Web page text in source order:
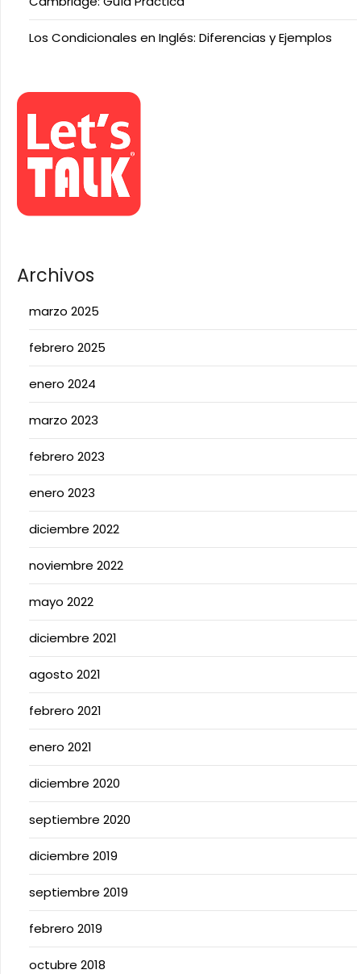
Los Condicionales en Inglés: Diferencias y Ejemplos
Archivos
marzo 2025
febrero 2025
enero 2024
marzo 2023
febrero 2023
enero 2023
diciembre 2022
noviembre 2022
mayo 2022
diciembre 2021
agosto 2021
febrero 2021
enero 2021
diciembre 2020
septiembre 2020
diciembre 2019
septiembre 2019
febrero 2019
octubre 2018